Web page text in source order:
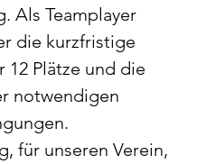
Als Teamplayer
die kurzfristige
12 Plätze und die
notwendigen
für unseren Verein,